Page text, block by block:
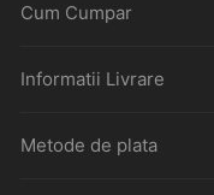
Cum Cumpar
Informatii Livrare
Metode de plata